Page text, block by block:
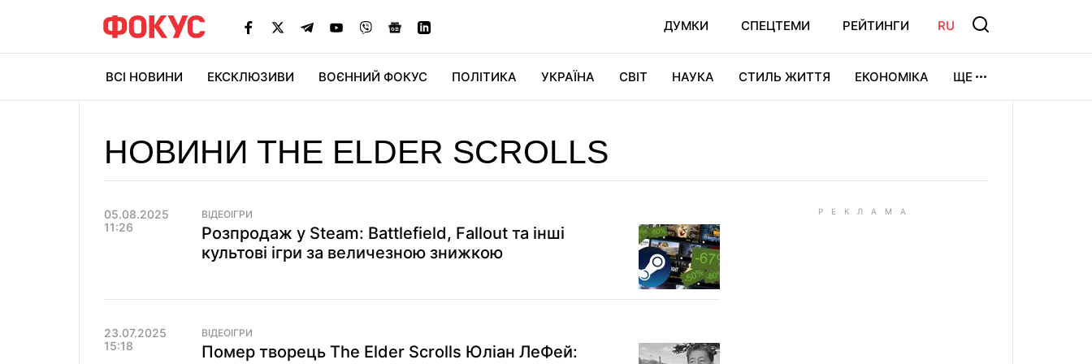
ДУМКИ СПЕЦТЕМИ РЕЙТИНГИ RU
ВСІ НОВИНИ ЕКСКЛЮЗИВИ ВОЄННИЙ ФОКУС ПОЛІТИКА УКРАЇНА СВІТ НАУКА СТИЛЬ ЖИТТЯ ЕКОНОМІКА ЩЕ
НОВИНИ THE ELDER SCROLLS
05.08.2025
11:26
ВІДЕОІГРИ
Розпродаж у Steam: Battlefield, Fallout та інші
культові ігри за величезною знижкою
23.07.2025
15:18
ВІДЕОІГРИ
Помер творець The Elder Scrolls Юліан ЛеФей: